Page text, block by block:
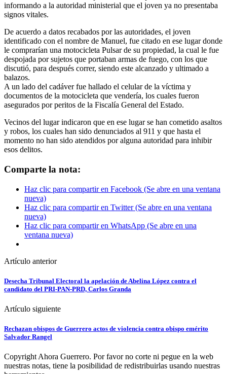
informando a la autoridad ministerial que el joven ya no presentaba
signos vitales.
De acuerdo a datos recabados por las autoridades, el joven
identificado con el nombre de Manuel, fue citado en ese lugar donde
le comprarían una motocicleta Pulsar de su propiedad, la cual le fue
despojada por sujetos que portaban armas de fuego, con los que
discutió, para después correr, siendo este alcanzado y ultimado a
balazos.
A un lado del cadáver fue hallado el celular de la víctima y
documentos de la motocicleta que vendería, los cuales fueron
asegurados por peritos de la Fiscalía General del Estado.
Vecinos del lugar indicaron que en ese lugar se han cometido asaltos
y robos, los cuales han sido denunciados al 911 y que hasta el
momento no han sido atendidos por alguna autoridad para inhibir
esos delitos.
Comparte la nota:
Haz clic para compartir en Facebook (Se abre en una ventana
nueva)
Haz clic para compartir en Twitter (Se abre en una ventana
nueva)
Haz clic para compartir en WhatsApp (Se abre en una
ventana nueva)
Artículo anterior
Desecha Tribunal Electoral la apelación de Abelina López contra el
candidato del PRI-PAN-PRD, Carlos Granda
Artículo siguiente
Rechazan obispos de Guerrero actos de violencia contra obispo emérito
Salvador Rangel
Copyright Ahora Guerrero. Por favor no corte ni pegue en la web
nuestras notas, tiene la posibilidad de redistribuirlas usando nuestras